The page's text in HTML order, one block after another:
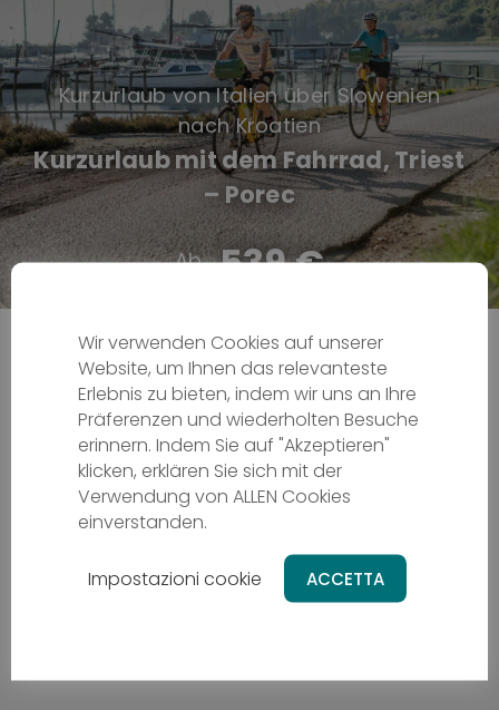
Kurzurlaub von Italien über Slowenien
nach Kroatien
Kurzurlaub mit dem Fahrrad, Triest
– Porec
539 €
ALLE TOUREN
Vorschläge für einen Tag, ein Wochenende oder eine
Woche voller Abenteuer in der Natur, ganz nach
Ihrem Tempo
Keine Ergebnisse gefunden.
Wir verwenden Cookies auf unserer
Website, um Ihnen das relevanteste
Erlebnis zu bieten, indem wir uns an Ihre
Präferenzen und wiederholten Besuche
erinnern. Indem Sie auf "Akzeptieren"
klicken, erklären Sie sich mit der
Verwendung von ALLEN Cookies
einverstanden.
Impostazioni cookie ACCETTA